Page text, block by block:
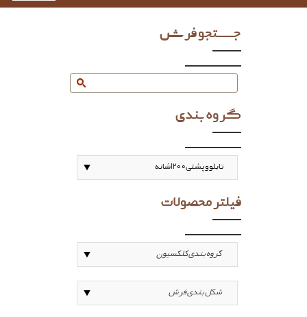
جستجو فرش
گروه بندی
فیلتر محصولات